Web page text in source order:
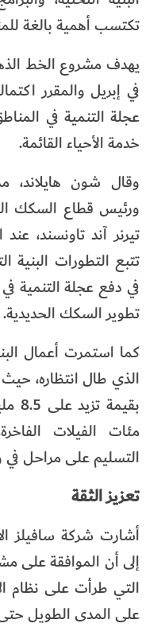
تكتسب أهمية بالغة
يهدف مشروع الخط
عجلة التنمية في
خدمة الأحياء القائمة.
وقال شون هايلاند،
ورئيس قطاع السكك
تيرنر آند تاونسند،
تتبع التطورات
في دفع عجلة التنمية
تطوير السكك الحديدية.
كما استمرت أعمال
الذي طال انتظاره،
مئات الفيلات
التسليم على مراحل
تعزيز الثقة
أشارت شركة سافيلز
إلى أن الموافقة على
التي طرأت على نظام
على المدى الطويل